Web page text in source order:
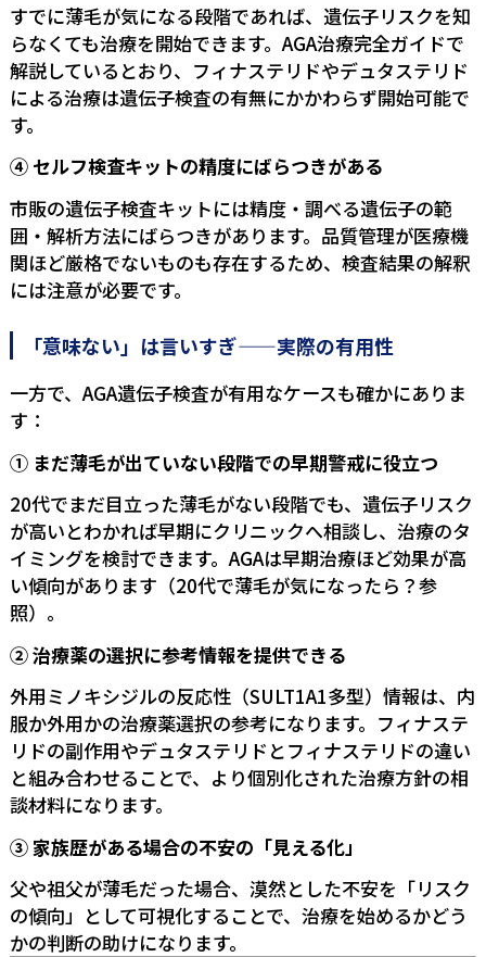
すでに薄毛が気になる段階であれば、遺伝子リスクを知
らなくても治療を開始できます。 AGA治療完全ガイドで
解説しているとおり、フィナステリドやデュタステリド
による治療は遺伝子検査の有無にかかわらず開始可能で
す。
④ セルフ検査キットの精度にばらつきがある
市販の遺伝子検査キットには精度・調べる遺伝子の範
囲・解析方法にばらつきがあります。品質管理が医療機
関ほど厳格でないものも存在するため、検査結果の解釈
には注意が必要です。
「意味ない」は言いすぎ——実際の有用性
一方で、AGA遺伝子検査が有用なケースも確かにありま
す：
① まだ薄毛が出ていない段階での早期警戒に役立つ
20代でまだ目立った薄毛がない段階でも、遺伝子リスク
が高いとわかれば早期にクリニックへ相談し、治療のタ
イミングを検討できます。AGAは早期治療ほど効果が高
い傾向があります（20代で薄毛が気になったら？参
照）。
② 治療薬の選択に参考情報を提供できる
外用ミノキシジルの反応性（SULT1A1多型）情報は、内
服か外用かの治療薬選択の参考になります。 フィナステ
リドの副作用やデュタステリドとフィナステリドの違い
と組み合わせることで、より個別化された治療方針の相
談材料になります。
③ 家族歴がある場合の不安の「見える化」
父や祖父が薄毛だった場合、漠然とした不安を「リスク
の傾向」として可視化することで、治療を始めるかどう
かの判断の助けになります。